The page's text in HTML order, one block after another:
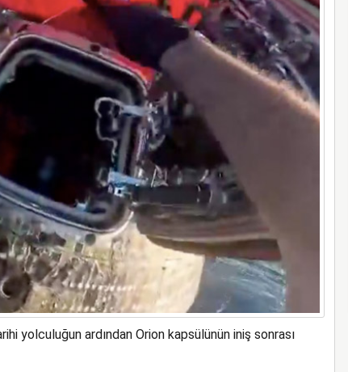
soruşturma başlattı
yolculuğun ardından Orion kapsülünün iniş sonrası